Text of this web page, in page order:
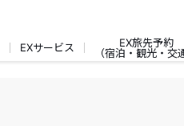
EXサービス
EX旅先予約
（宿泊・観光・交